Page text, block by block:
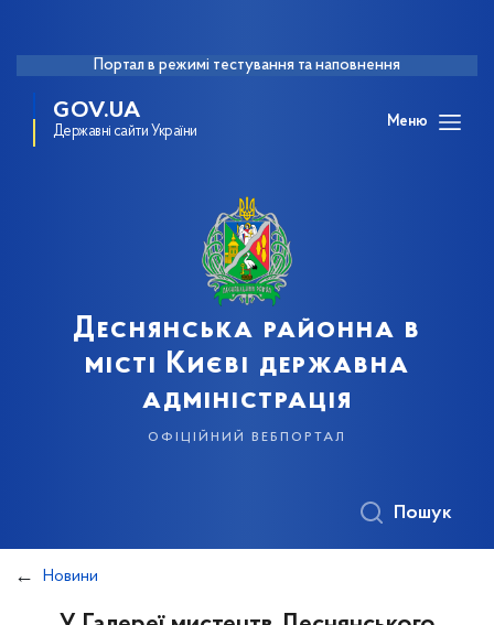
Портал в режимі тестування та наповнення
GOV.UA
Державні сайти України
Меню
Деснянська районна в
місті Києві державна
адміністрація
офіційний вебпортал
Пошук
Новини